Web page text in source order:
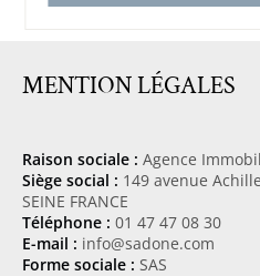
MENTION LÉGALES
Raison sociale : Agence
Siège social : 149 avenue
SEINE FRANCE
Téléphone : 01 47 47 08 30
E-mail : info@sadone.com
Forme sociale : SAS